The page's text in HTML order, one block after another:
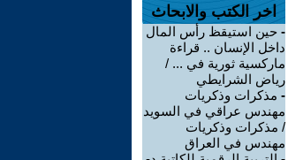
اخر الكتب والابحاث
- حين استيقظ رأس المال
داخل الإنسان .. قراءة
ماركسية ثورية في ... /
رياض الشرايطي
- مذكرات وذكريات
مهندس عراقي في السويد
/ مذكرات وذكريات
مهندس في العراق